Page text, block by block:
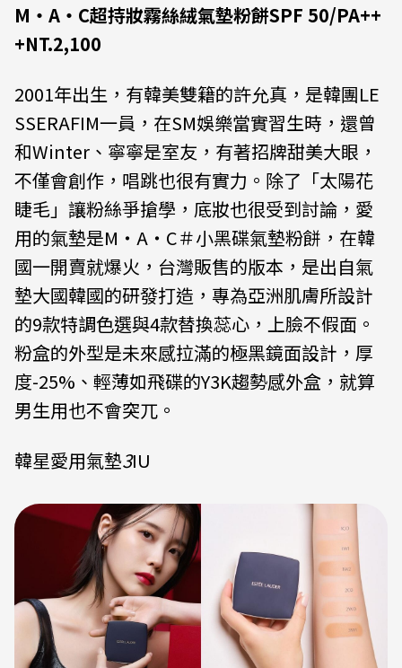
M‧A‧C超持妝霧絲絨氣墊粉餅SPF 50/PA++
+NT.2,100
2001年出生，有韓美雙籍的許允真，是韓團LE
SSERAFIM一員，在SM娛樂當實習生時，還曾
和Winter、寧寧是室友，有著招牌甜美大眼，
不僅會創作，唱跳也很有實力。除了「太陽花
睫毛」讓粉絲爭搶學，底妝也很受到討論，愛
用的氣墊是M‧A‧C＃小黑碟氣墊粉餅，在韓
國一開賣就爆火，台灣販售的版本，是出自氣
墊大國韓國的研發打造，專為亞洲肌膚所設計
的9款特調色選與4款替換蕊心，上臉不假面。
粉盒的外型是未來感拉滿的極黑鏡面設計，厚
度-25%、輕薄如飛碟的Y3K趨勢感外盒，就算
男生用也不會突兀。
韓星愛用氣墊3IU